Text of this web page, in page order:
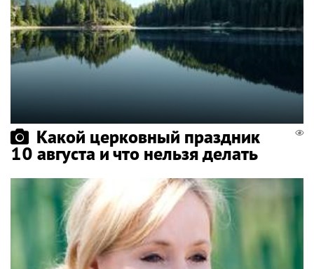
Какой церковный праздник
10 августа и что нельзя делать